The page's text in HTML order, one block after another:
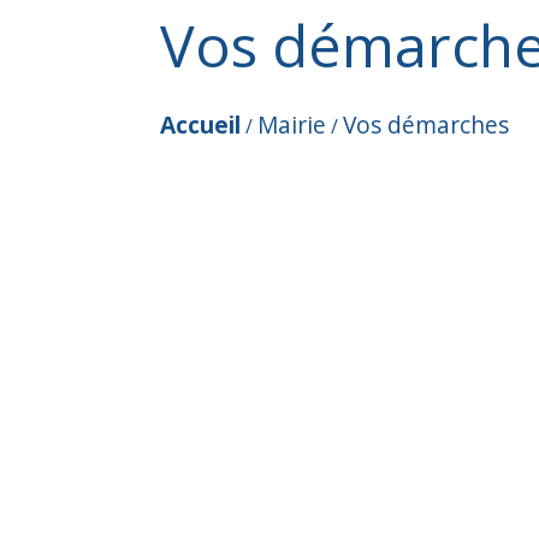
Vos
Accueil / Mairie /Vos démarches